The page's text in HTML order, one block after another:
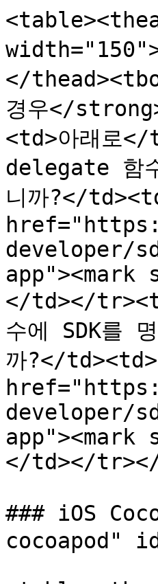
</
경우</
<td>아래로
delegate 함
니까?</
developer/
</td></
수에 SDK를
까?</
developer/
</td></
### iOS
cocoapod"